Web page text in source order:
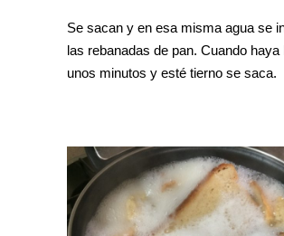
Se sacan y en esa misma agua se
las rebanadas de pan. Cuando haya
unos minutos y esté tierno se saca.